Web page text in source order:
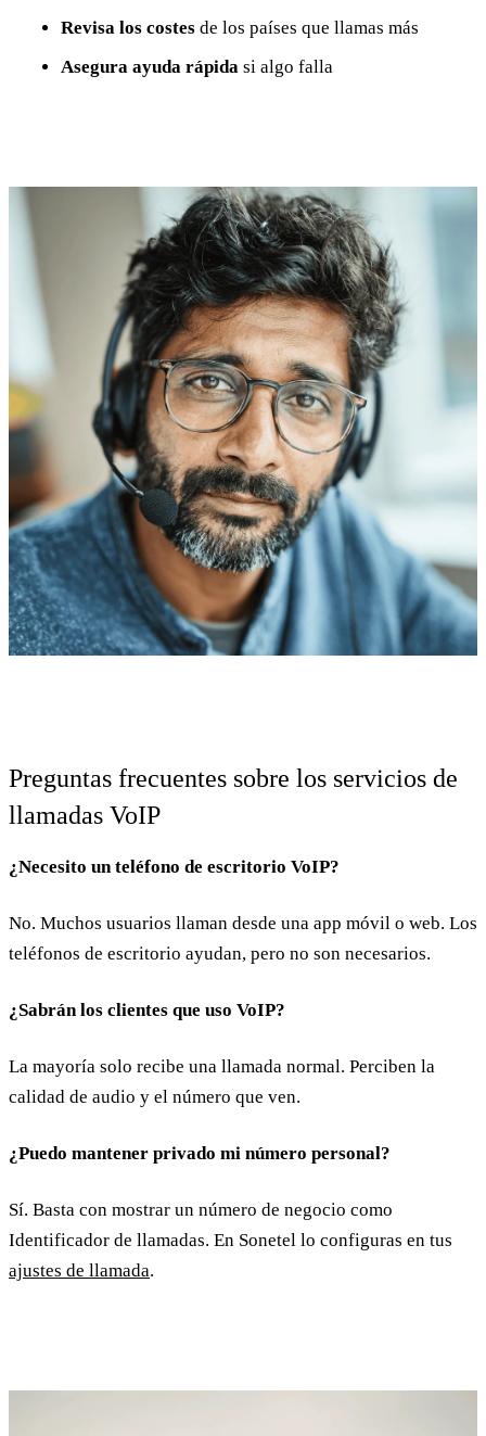
Revisa los costes de los países que llamas más
Asegura ayuda rápida si algo falla
Preguntas frecuentes sobre los servicios de
llamadas VoIP
¿Necesito un teléfono de escritorio VoIP?
No. Muchos usuarios llaman desde una app móvil o web. Los
teléfonos de escritorio ayudan, pero no son necesarios.
¿Sabrán los clientes que uso VoIP?
La mayoría solo recibe una llamada normal. Perciben la
calidad de audio y el número que ven.
¿Puedo mantener privado mi número personal?
Sí. Basta con mostrar un número de negocio como
Identificador de llamadas. En Sonetel lo configuras en tus
ajustes de llamada.